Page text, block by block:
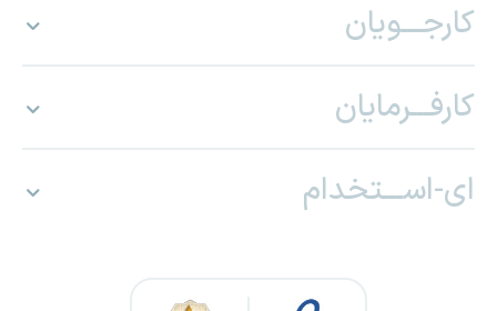
کارجـــویان
کارفـــرمایان
ای-اســـتخدام